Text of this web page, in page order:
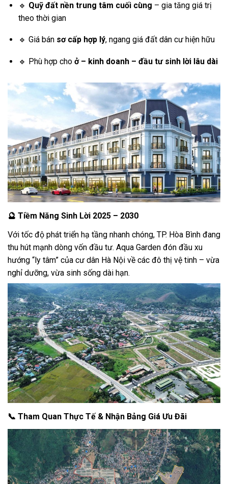
🔹 Quỹ đất nền trung tâm cuối cùng – gia tăng giá trị
theo thời gian
🔹 Giá bán sơ cấp hợp lý, ngang giá đất dân cư hiện hữu
🔹 Phù hợp cho ở – kinh doanh – đầu tư sinh lời lâu dài
🔮 Tiềm Năng Sinh Lời 2025 – 2030
Với tốc độ phát triển hạ tầng nhanh chóng, TP. Hòa Bình đang
thu hút mạnh dòng vốn đầu tư. Aqua Garden đón đầu xu
hướng “ly tâm” của cư dân Hà Nội về các đô thị vệ tinh – vừa
nghỉ dưỡng, vừa sinh sống dài hạn.
📞 Tham Quan Thực Tế & Nhận Bảng Giá Ưu Đãi